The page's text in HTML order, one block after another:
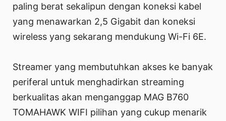
paling berat sekalipun dengan koneksi kabel
yang menawarkan 2,5 Gigabit dan koneksi
wireless yang sekarang mendukung Wi-Fi 6E.
Streamer yang membutuhkan akses ke banyak
periferal untuk menghadirkan streaming
berkualitas akan menganggap MAG B760
TOMAHAWK WIFI pilihan yang cukup menarik